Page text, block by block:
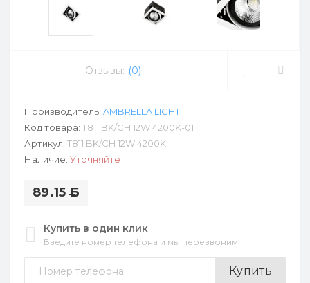
Отзывы: (0)
Производитель: AMBRELLA LIGHT
Код товара: T811 BK/CH 12W 4200K-01
Артикул: T811 BK/CH 12W 4200K
Наличие: Уточняйте
89.15Б
Купить в один клик
Введите номер телефона и мы перезвоним
Купить